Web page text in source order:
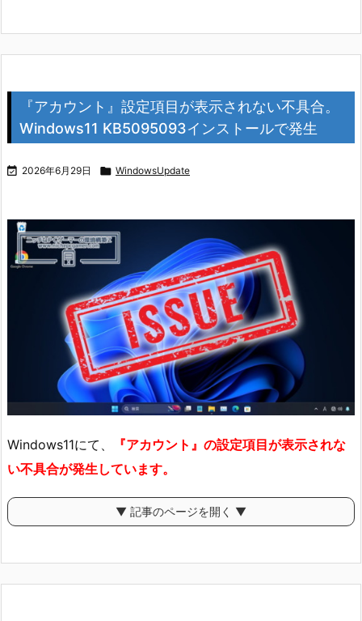
『アカウント』設定項目が表示されない不具合。
Windows11 KB5095093インストールで発生
 2026年6月29日  WindowsUpdate
Windows11にて、
『アカウント』の設定項目が表示されな
い不具合が発生しています。
▼ 記事のページを開く ▼